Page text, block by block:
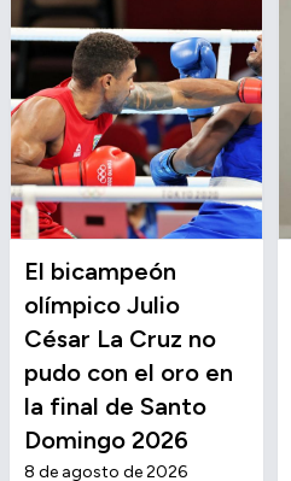
El bicampeón
olímpico Julio
César La Cruz no
pudo con el oro en
la final de Santo
Domingo 2026
8 de agosto de 2026